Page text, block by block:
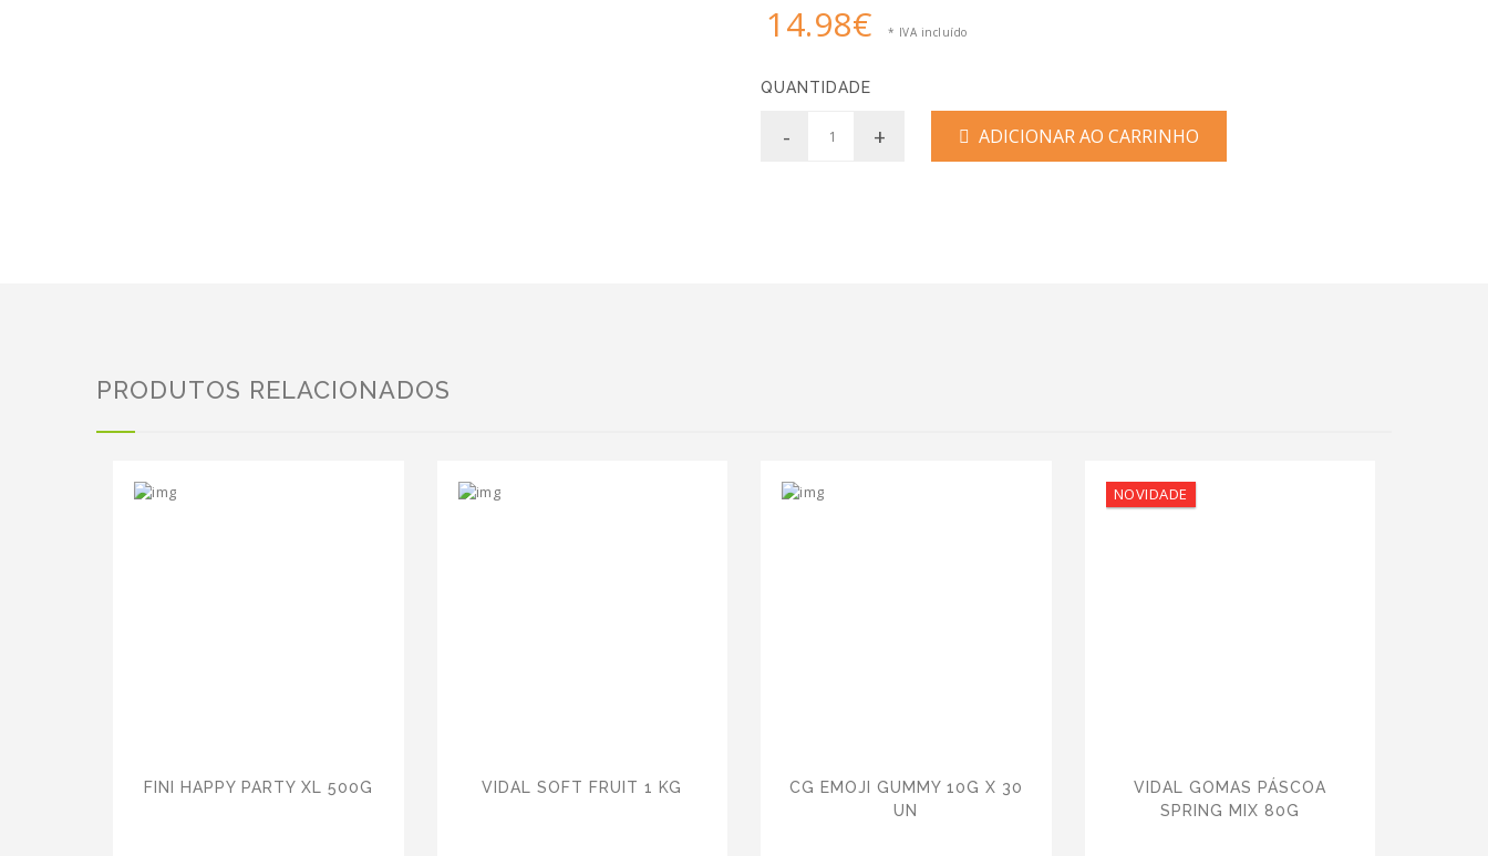
14.98€ * IVA incluído
QUANTIDADE
- + ADICIONAR AO CARRINHO
PRODUTOS RELACIONADOS
FINI HAPPY PARTY XL 500G VIDAL SOFT FRUIT 1 KG
CG EMOJI GUMMY 10G X 30
UN
NOVIDADE
VIDAL GOMAS PÁSCOA
SPRING MIX 80G